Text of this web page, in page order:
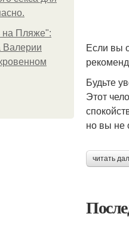
на Пляже":
Валерии
Если вы
Будьте
Этот
но вы не
читать